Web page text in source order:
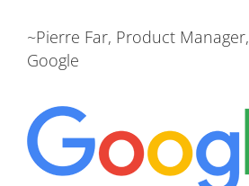
~Pierre Far, Product Manager,
Google